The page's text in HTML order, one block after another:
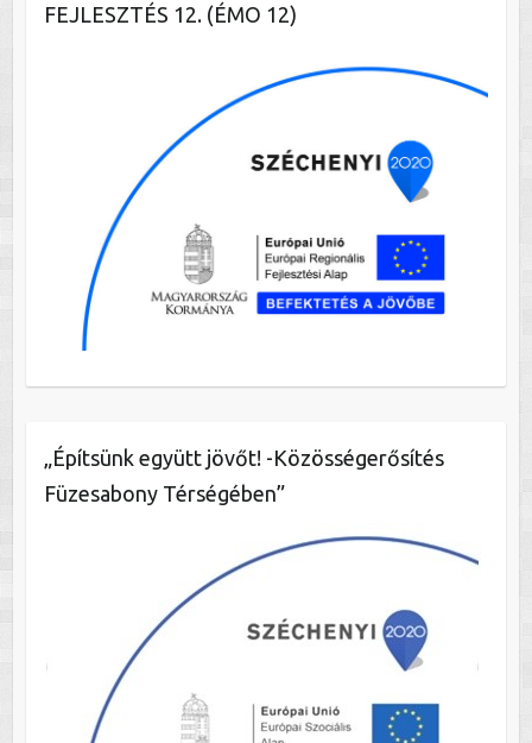
FEJLESZTÉS 12. (ÉMO 12)
„Építsünk együtt jövőt! -Közösségerősítés
Füzesabony Térségében”